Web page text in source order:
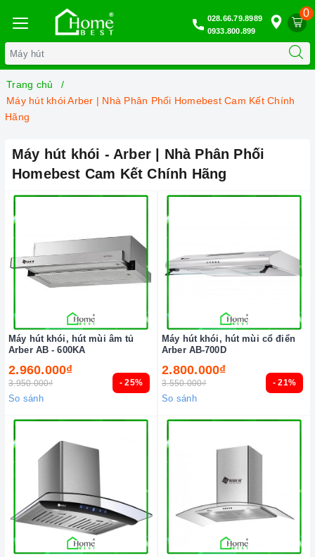
0
028.66.79.8989
0933.800.899
Trang chủ
Máy hút khói Arber | Nhà Phân Phối Homebest Cam Kết Chính
Hãng
Máy hút khói - Arber | Nhà Phân Phối
Homebest Cam Kết Chính Hãng
- 25%
Máy hút khói, hút mùi âm tủ
Arber AB - 600KA
2.960.000₫
3.950.000₫
So sánh
- 21%
Máy hút khói, hút mùi cổ điển
Arber AB-700D
2.800.000₫
3.550.000₫
So sánh